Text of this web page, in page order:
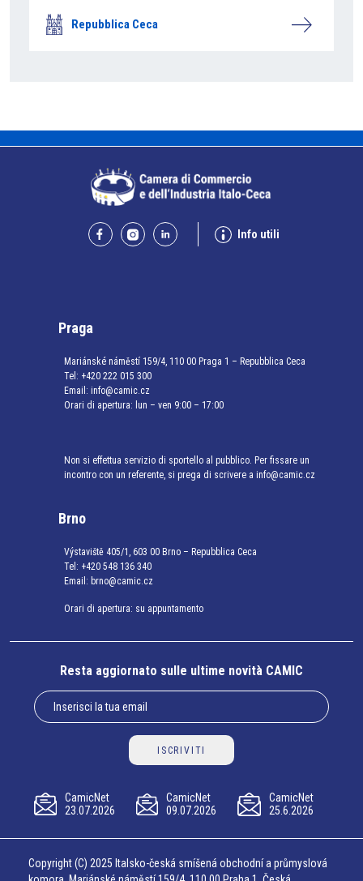
Repubblica Ceca
Info utili
Praga
Mariánské náměstí 159/4, 110 00 Praga 1 – Repubblica Ceca
Tel: +420 222 015 300
Email: info@camic.cz
Orari di apertura: lun – ven 9:00 – 17:00
Non si effettua servizio di sportello al pubblico. Per fissare un
incontro con un referente, si prega di scrivere a info@camic.cz
Brno
Výstaviště 405/1, 603 00 Brno – Repubblica Ceca
Tel: +420 548 136 340
Email: brno@camic.cz
Orari di apertura: su appuntamento
Resta aggiornato sulle ultime novità CAMIC
ISCRIVITI
CamicNet
23.07.2026
CamicNet
09.07.2026
CamicNet
25.6.2026
Copyright (C) 2025 Italsko-česká smíšená obchodní a průmyslová